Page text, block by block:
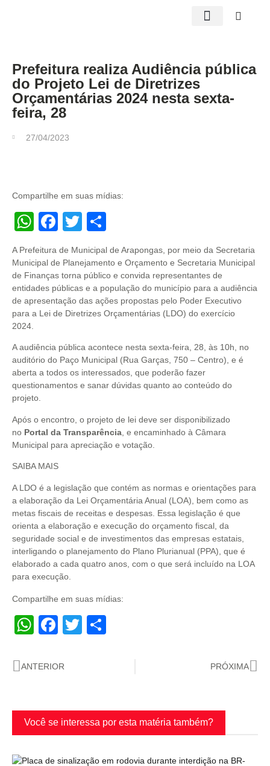
Prefeitura realiza Audiência pública
do Projeto Lei de Diretrizes
Orçamentárias 2024 nesta sexta-
feira, 28
27/04/2023
Compartilhe em suas mídias:
WhatsApp
Facebook
Twitter
A Prefeitura de Municipal de Arapongas, por meio da Secretaria
Municipal de Planejamento e Orçamento e Secretaria Municipal
de Finanças torna público e convida representantes de
entidades públicas e a população do município para a audiência
de apresentação das ações propostas pelo Poder Executivo
para a Lei de Diretrizes Orçamentárias (LDO) do exercício
2024.
A audiência pública acontece nesta sexta-feira, 28, às 10h, no
auditório do Paço Municipal (Rua Garças, 750 – Centro), e é
aberta a todos os interessados, que poderão fazer
questionamentos e sanar dúvidas quanto ao conteúdo do
projeto.
Após o encontro, o projeto de lei deve ser disponibilizado
no Portal da Transparência , e encaminhado à Câmara
Municipal para apreciação e votação.
SAIBA MAIS
A LDO é a legislação que contém as normas e orientações para
a elaboração da Lei Orçamentária Anual (LOA), bem como as
metas fiscais de receitas e despesas. Essa legislação é que
orienta a elaboração e execução do orçamento fiscal, da
seguridade social e de investimentos das empresas estatais,
interligando o planejamento do Plano Plurianual (PPA), que é
elaborado a cada quatro anos, com o que será incluído na LOA
para execução.
Compartilhe em suas mídias:
WhatsApp
Facebook
Twitter
ANTERIOR PRÓXIMA
Você se interessa por esta matéria também?